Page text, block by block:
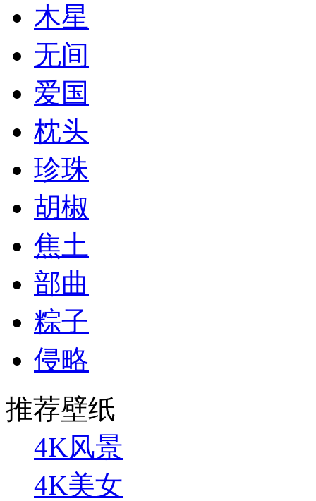
木星
无间
爱国
枕头
珍珠
胡椒
焦土
部曲
粽子
侵略
推荐壁纸
4K风景
4K美女